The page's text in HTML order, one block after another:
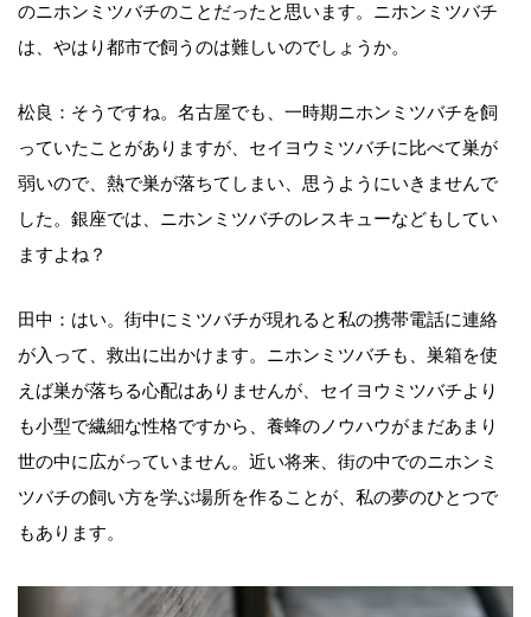
のニホンミツバチのことだったと思います。ニホンミツバチ
は、やはり都市で飼うのは難しいのでしょうか。
松良：そうですね。名古屋でも、一時期ニホンミツバチを飼
っていたことがありますが、セイヨウミツバチに比べて巣が
弱いので、熱で巣が落ちてしまい、思うようにいきませんで
した。銀座では、ニホンミツバチのレスキューなどもしてい
ますよね？
田中：はい。街中にミツバチが現れると私の携帯電話に連絡
が入って、救出に出かけます。ニホンミツバチも、巣箱を使
えば巣が落ちる心配はありませんが、セイヨウミツバチより
も小型で繊細な性格ですから、養蜂のノウハウがまだあまり
世の中に広がっていません。近い将来、街の中でのニホンミ
ツバチの飼い方を学ぶ場所を作ることが、私の夢のひとつで
もあります。